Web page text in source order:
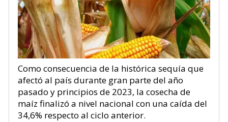
Como consecuencia de la histórica sequía que
afectó al país durante gran parte del año
pasado y principios de 2023, la cosecha de
maíz finalizó a nivel nacional con una caída del
34,6% respecto al ciclo anterior.